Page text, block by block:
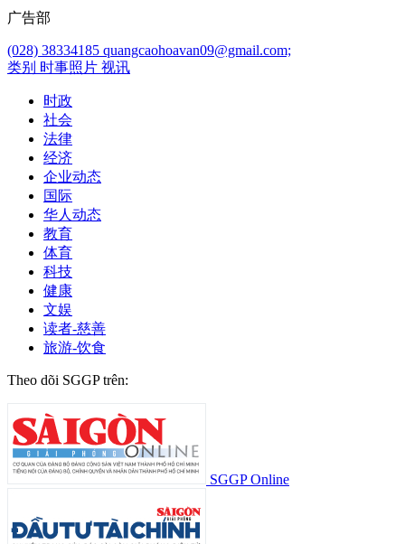
广告部
(028) 38334185 quangcaohoavan09@gmail.com;
类别 时事照片 视讯
时政
社会
法律
经济
企业动态
国际
华人动态
教育
体育
科技
健康
文娱
读者-慈善
旅游-饮食
Theo dõi SGGP trên:
SGGP Online